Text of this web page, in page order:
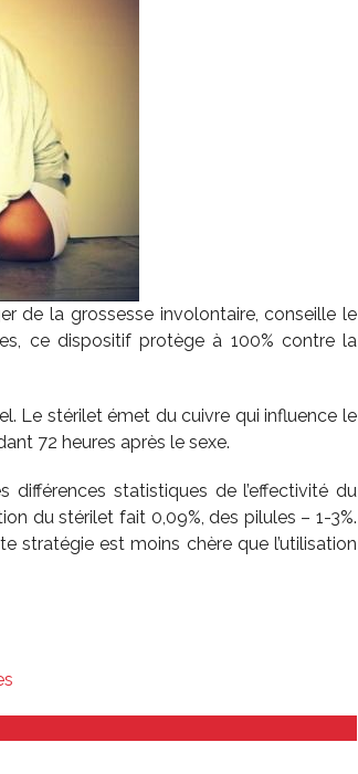
de la grossesse involontaire, conseille le
ce dispositif protège à 100% contre la
Le stérilet émet du cuivre qui influence le
72 heures après le sexe.
statistiques de l’effectivité du
du stérilet fait 0,09%, des pilules – 1-3%.
stratégie est moins chère que l’utilisation